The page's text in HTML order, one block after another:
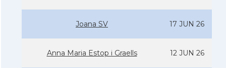
Joana SV 17 JUN 26
Anna Maria Estop i Graells 12 JUN 26